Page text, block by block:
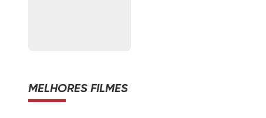
MELHORES FILMES